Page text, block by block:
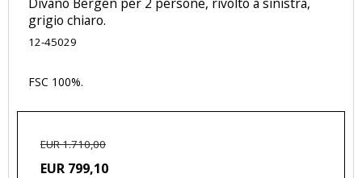
grigio chiaro.
12-45029
FSC 100%.
EUR 1.710,00
EUR 799,10